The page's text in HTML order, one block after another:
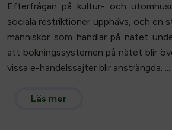
Efterfrågan på kultur- och
sociala restriktioner upphävs, och en
människor som handlar på nätet
att bokningssystemen på nätet blir
vissa e-handelssajter blir ansträngda. ...
Läs mer